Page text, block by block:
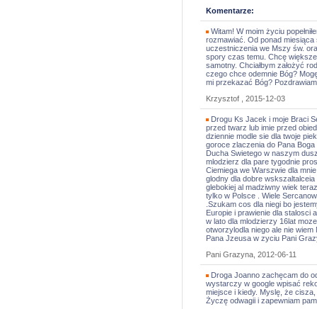
Komentarze:
Witam! W moim życiu
rozmawiać. Od ponad miesiąca
uczestniczenia we Mszy św.
spory czas temu. Chcę
samotny. Chciałbym założyć
czego chce odemnie Bóg?
mi przekazać Bóg?
Krzysztof , 2015-12-03
Drogu Ks Jacek i moje Braci
przed twarz lub imie przed
dziennie modle sie dla twoje
goroce zlaczenia do Pana
Ducha Swietego w naszym
mlodzierz dla pare tygodnie
Ciemiega we Warszwie dla
glodny dla dobre
glebokiej al madziwny wiek
tylko w Polsce . Wiele
.Szukam cos dla niegi bo
Europie i prawienie dla stalosci
w lato dla mlodzierzy 16lat
otworzylodla niego ale nie
Pana Jzeusa w zyciu Pani
Pani Grazyna, 2012-06-11
Droga Joanno zachęcam do
wystarczy w google wpisać
miejsce i kiedy. Myslę, że
Życzę odwagii i zapewniam